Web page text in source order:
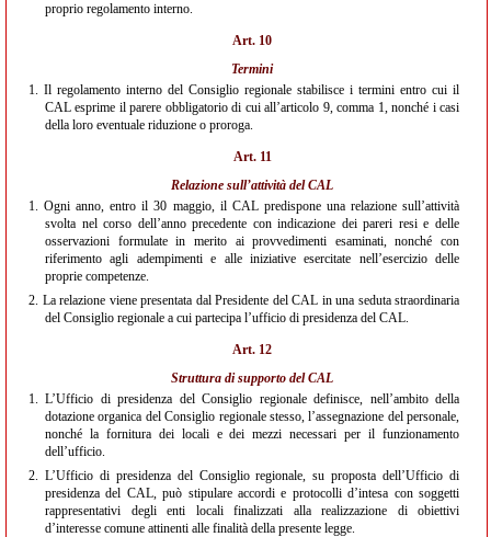
proprio regolamento interno.
Art. 10
Termini
1. Il regolamento interno del Consiglio regionale stabilisce i termini entro cui il
CAL esprime il parere obbligatorio di cui all’articolo 9, comma 1, nonché i casi
della loro eventuale riduzione o proroga.
Art. 11
Relazione sull’attività del CAL
1. Ogni anno, entro il 30 maggio, il CAL predispone una relazione sull’attività
svolta nel corso dell’anno precedente con indicazione dei pareri resi e delle
osservazioni formulate in merito ai provvedimenti esaminati, nonché con
riferimento agli adempimenti e alle iniziative esercitate nell’esercizio delle
proprie competenze.
2. La relazione viene presentata dal Presidente del CAL in una seduta straordinaria
del Consiglio regionale a cui partecipa l’ufficio di presidenza del CAL.
Art. 12
Struttura di supporto del CAL
1. L’Ufficio di presidenza del Consiglio regionale definisce, nell’ambito della
dotazione organica del Consiglio regionale stesso, l’assegnazione del personale,
nonché la fornitura dei locali e dei mezzi necessari per il funzionamento
dell’ufficio.
2. L’Ufficio di presidenza del Consiglio regionale, su proposta dell’Ufficio di
presidenza del CAL, può stipulare accordi e protocolli d’intesa con soggetti
rappresentativi degli enti locali finalizzati alla realizzazione di obiettivi
d’interesse comune attinenti alle finalità della presente legge.